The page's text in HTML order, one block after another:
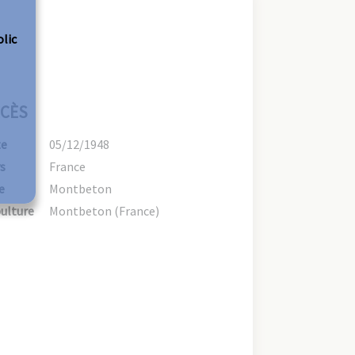
05/12/1948
France
Montbeton
Montbeton (France)